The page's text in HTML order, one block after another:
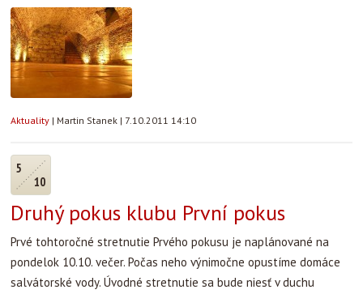
Aktuality | Martin Stanek | 7.10.2011 14:10
5
10
Druhý pokus klubu První pokus
Prvé tohtoročné stretnutie Prvého pokusu je naplánované na
pondelok 10.10. večer. Počas neho výnimočne opustíme domáce
salvátorské vody. Úvodné stretnutie sa bude niesť v duchu